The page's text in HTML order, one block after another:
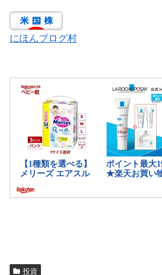
にほんブログ村
投資